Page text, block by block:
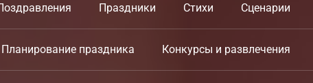
Праздники Стихи Сценарии
Планирование праздника Конкурсы и развлечения